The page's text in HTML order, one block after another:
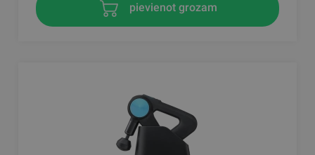
pievienot grozam